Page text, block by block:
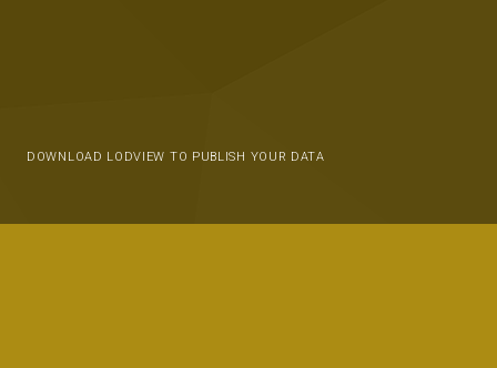
DOWNLOAD LODVIEW TO PUBLISH YOUR DATA